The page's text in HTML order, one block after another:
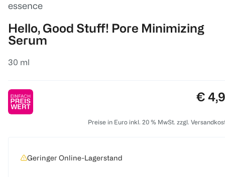
essence
Hello, Good Stuff! Pore Minimizing
Serum
30 ml
€
Preise in Euro inkl. 20 % MwSt. zzgl.
Geringer Online-Lagerstand